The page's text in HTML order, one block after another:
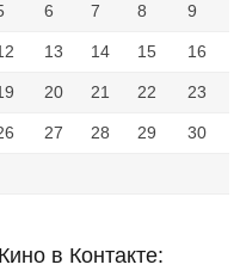
6 7 8 9
13 14 15 16
20 21 22 23
27 28 29 30
в Контакте: